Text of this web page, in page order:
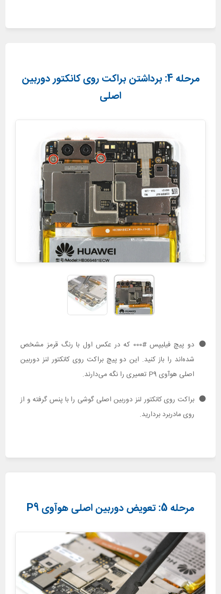
مرحله 4: برداشتن براکت روی کانکتور دوربین
اصلی
دو پیچ فیلیپس #000 که در عکس اول با رنگ قرمز مشخص
شده‌اند را باز کنید. این دو پیچ براکت روی کانکتور لنز دوربین
اصلی هوآوی P9 تعمیری را نگه می‌دارند.
براکت روی کانکتور لنز دوربین اصلی گوشی را با پنس گرفته و از
روی مادربرد بردارید.
مرحله 5: تعویض دوربین اصلی هوآوی P9